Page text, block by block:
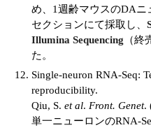
め、1週齢マウスのDAニ
セクションにて採取し、
Illumina Sequencing （
た。
Single-neuron RNA-Seq:
reproducibility.
Qiu, S. et al. Front. Genet.
単一ニューロンのRNA-